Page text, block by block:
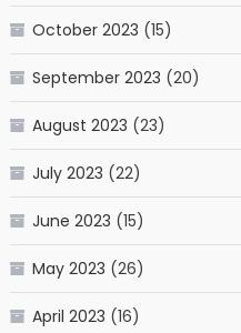
October 2023 (15)
September 2023 (20)
August 2023 (23)
July 2023 (22)
June 2023 (15)
May 2023 (26)
April 2023 (16)